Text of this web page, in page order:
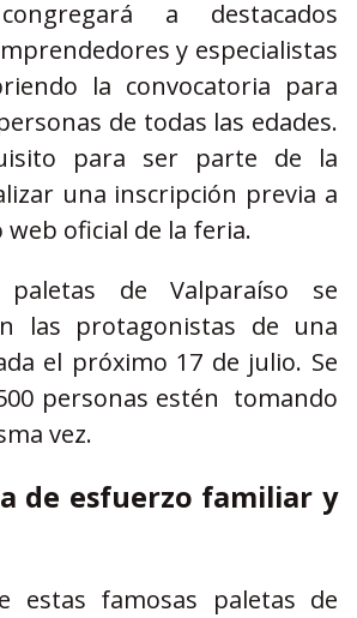
a destacados
y especialistas
la convocatoria para
de todas las edades.
para ser parte de la
una inscripción previa a
oficial de la feria.
paletas de Valparaíso se
las protagonistas de una
el próximo 17 de julio. Se
personas estén tomando
vez.
de esfuerzo familiar y
estas famosas paletas de